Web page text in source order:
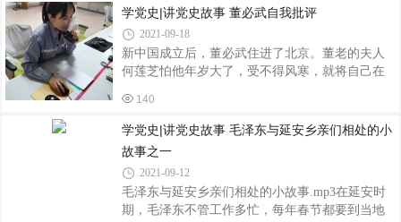
人。1930年出身于贫苦农民家庭。曾当过儿童团
团长和民兵,被评为民兵模范。1951年3月参加中国
人民志愿军。1952年7月加入中国新民主主义青年
团。作战勇敢,立三等功1次。1952年10月,在抗美
援朝上甘岭战役中,所在营与美军为首的“联合国
军”和南朝鲜军激战4昼夜后,于19日夜奉命夺取上
阻于零号阵地,连续组织3次爆破
学党史|讲党史故事 董必武自我批评
2021-09-18
新中国成立后，董必武住进了北京。董老的夫人
何莲芝怕他年岁大了，受不得风寒，就将自己在
顶帽子。董必武问花了多少钱。何莲芝怕他嫌
贵，就骗他说只花了二三十元钱。过了些时日，
董老又向何莲芝问起这顶帽子的价格。何莲芝依
然没有改口说：“你怎么不相信人？就是二三十元
嘛！”董老摇了摇头说：“你呀，骗我还说我不相信
你，你自己看看。”说完，取下帽子，指了指帽子
里沿的标价。何莲芝顿时就闹了个大红脸，原
140
学党史|讲党史故事 毛泽东与延安乡亲们相处的小
故事之一
2021-09-12
毛泽东与延安乡亲们相处的小故事.mp3在延安时
期，毛泽东不管工作多忙，每年春节都要到当地